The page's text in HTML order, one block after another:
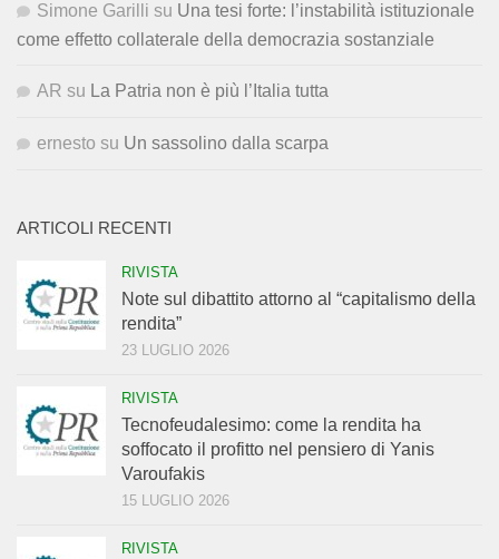
Simone Garilli su Una tesi forte: l’instabilità istituzionale
come effetto collaterale della democrazia sostanziale
AR su La Patria non è più l’Italia tutta
ernesto su Un sassolino dalla scarpa
ARTICOLI RECENTI
RIVISTA
Note sul dibattito attorno al “capitalismo della
rendita”
23 LUGLIO 2026
RIVISTA
Tecnofeudalesimo: come la rendita ha
soffocato il profitto nel pensiero di Yanis
Varoufakis
15 LUGLIO 2026
RIVISTA